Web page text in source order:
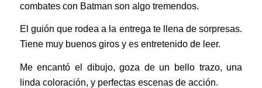
combates con Batman son algo tremendos.
El guión que rodea a la entrega te llena de sorpresas.
Tiene muy buenos giros y es entretenido de leer.
Me encantó el dibujo, goza de un bello trazo, una
linda coloración, y perfectas escenas de acción.